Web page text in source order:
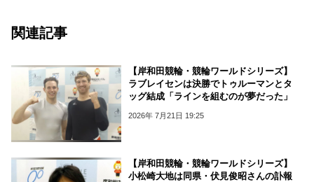
関連記事
【岸和田競輪・競輪ワールドシリーズ】
ラブレイセンは決勝でトゥルーマンとタ
ッグ結成「ラインを組むのが夢だった」
2026年 7月21日 19:25
【岸和田競輪・競輪ワールドシリーズ】
小松崎大地は同県・伏見俊昭さんの訃報